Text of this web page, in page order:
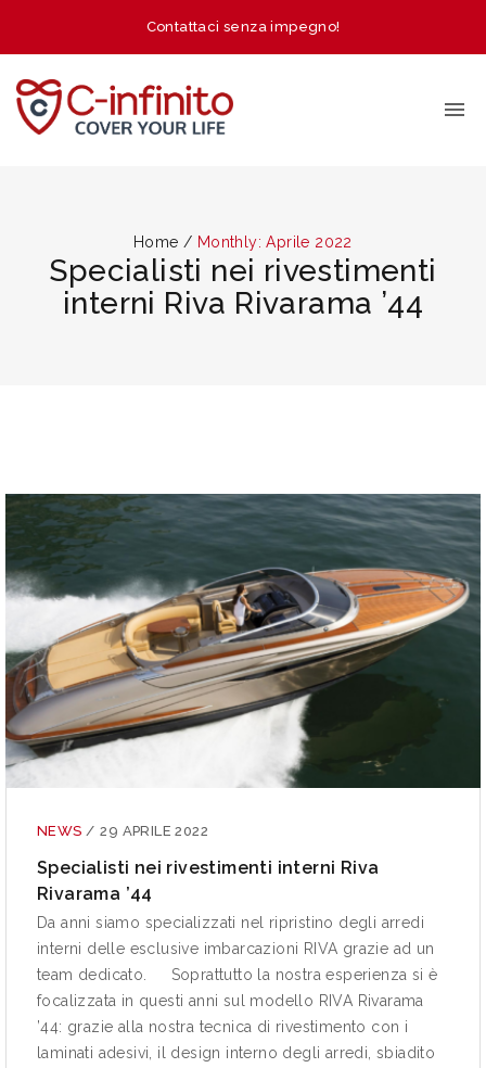
Contattaci senza impegno!
Home / Monthly: Aprile 2022
Specialisti nei rivestimenti
interni Riva Rivarama ’44
NEWS / 29 APRILE 2022
Specialisti nei rivestimenti interni Riva
Rivarama ’44
Da anni siamo specializzati nel ripristino degli arredi
interni delle esclusive imbarcazioni RIVA grazie ad un
team dedicato. Soprattutto la nostra esperienza si è
focalizzata in questi anni sul modello RIVA Rivarama
’44: grazie alla nostra tecnica di rivestimento con i
laminati adesivi, il design interno degli arredi, sbiadito